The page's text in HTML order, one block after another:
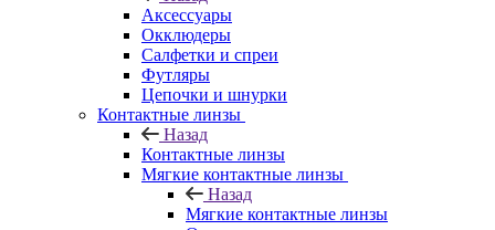
Аксессуары
Окклюдеры
Салфетки и спреи
Футляры
Цепочки и шнурки
Контактные линзы
Назад
Контактные линзы
Мягкие контактные линзы
Назад
Мягкие контактные линзы